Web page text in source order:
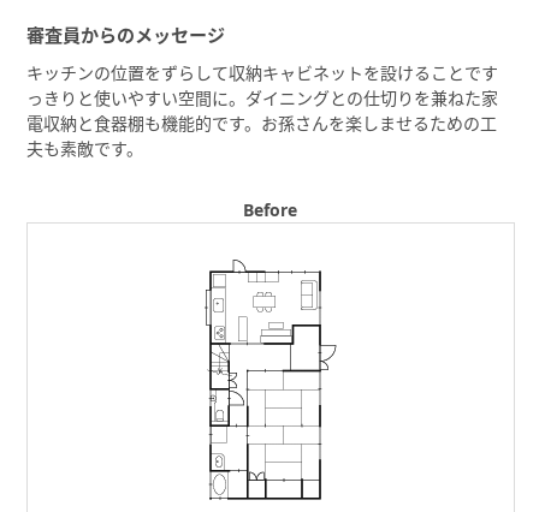
審査員からのメッセージ
キッチンの位置をずらして収納キャビネットを設けることです
っきりと使いやすい空間に。ダイニングとの仕切りを兼ねた家
電収納と食器棚も機能的です。お孫さんを楽しませるための工
夫も素敵です。
Before